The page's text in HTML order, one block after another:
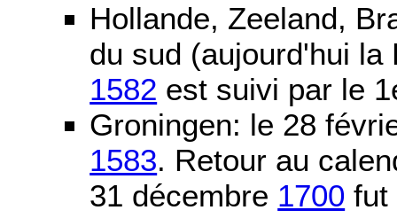
Hollande, Zeeland,
du sud (aujourd'hui la
1582 est suivi par le
Groningen: le 28
1583. Retour au
31 décembre 1700 fut